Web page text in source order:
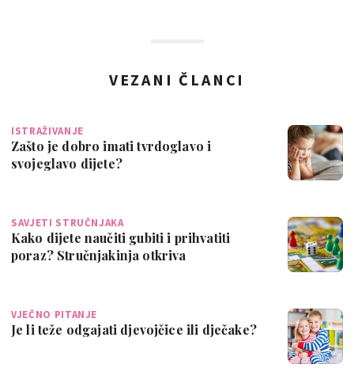
VEZANI ČLANCI
ISTRAŽIVANJE
Zašto je dobro imati tvrdoglavo i
svojeglavo dijete?
SAVJETI STRUČNJAKA
Kako dijete naučiti gubiti i prihvatiti
poraz? Stručnjakinja otkriva
VJEČNO PITANJE
Je li teže odgajati djevojčice ili dječake?